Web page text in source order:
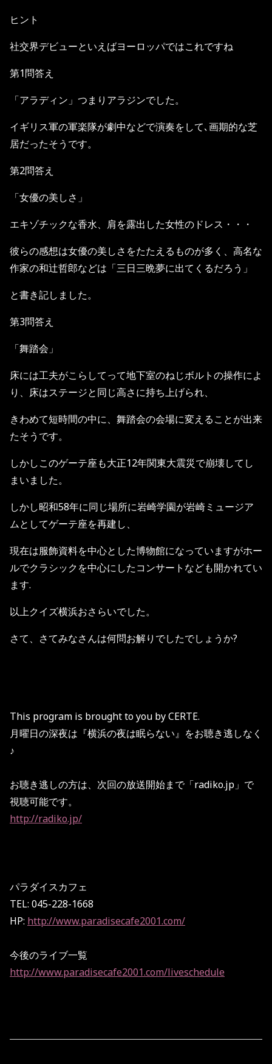
ヒント
社交界デビューといえばヨーロッパではこれですね
第1問答え
「アラディン」つまりアラジンでした。
イギリス軍の軍楽隊が劇中などで演奏をして､画期的な芝
居だったそうです。
第2問答え
「女優の美しさ」
エキゾチックな香水、肩を露出した女性のドレス・・・
彼らの感想は女優の美しさをたたえるものが多く、高名な
作家の和辻哲郎などは「三日三晩夢に出てくるだろう」
と書き記しました。
第3問答え
「舞踏会」
床には工夫がこらしてって地下室のねじボルトの操作によ
り、床はステージと同じ高さに持ち上げられ、
きわめて短時間の中に、舞踏会の会場に変えることが出来
たそうです。
しかしこのゲーテ座も大正12年関東大震災で崩壊してし
まいました。
しかし昭和58年に同じ場所に岩崎学園が岩崎ミュージア
ムとしてゲーテ座を再建し、
現在は服飾資料を中心とした博物館になっていますがホー
ルでクラシックを中心にしたコンサートなども開かれてい
ます.
以上クイズ横浜おさらいでした。
さて、さてみなさんは何問お解りでしたでしょうか?
This program is brought to you by CERTE.
月曜日の深夜は『横浜の夜は眠らない』をお聴き逃しなく
♪
お聴き逃しの方は、次回の放送開始まで「radiko.jp」で
視聴可能です。
http://radiko.jp/
パラダイスカフェ
TEL: 045-228-1668
HP: http://www.paradisecafe2001.com/
今後のライブ一覧
http://www.paradisecafe2001.com/liveschedule